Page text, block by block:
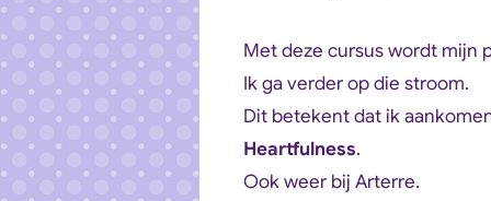
Met deze cursus wordt mijn
Ik ga verder op die stroom.
Dit betekent dat ik
Heartfulness.
Ook weer bij Arterre.